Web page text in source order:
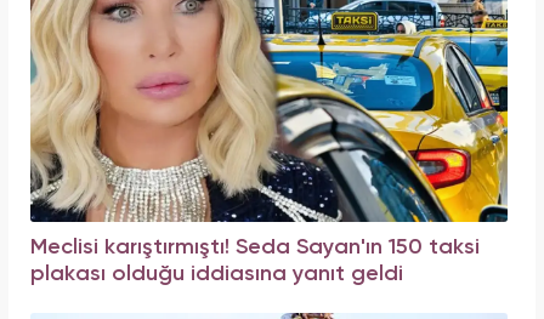
Meclisi karıştırmıştı! Seda Sayan'ın 150 taksi
plakası olduğu iddiasına yanıt geldi